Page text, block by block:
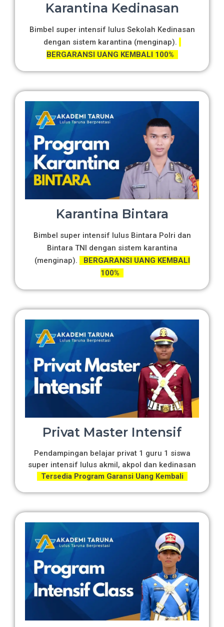
Karantina Kedinasan
Bimbel super intensif lulus Sekolah Kedinasan
dengan sistem karantina (menginap).
BERGARANSI UANG KEMBALI 100%
Karantina Bintara
Bimbel super intensif lulus Bintara Polri dan
Bintara TNI dengan sistem karantina
(menginap).
BERGARANSI UANG KEMBALI
100%
Privat Master Intensif
Pendampingan belajar privat 1 guru 1 siswa
super intensif lulus akmil, akpol dan kedinasan
Tersedia Program Garansi Uang Kembali